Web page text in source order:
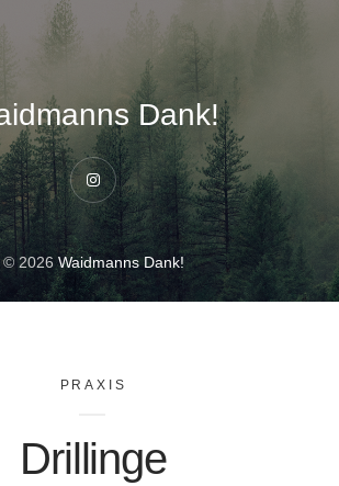
Dank!
Instagram
© 2026Waidmanns Dank!
PRAXIS
Drillinge